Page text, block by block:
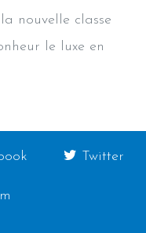
nouvelle classe
le luxe en
Twitter